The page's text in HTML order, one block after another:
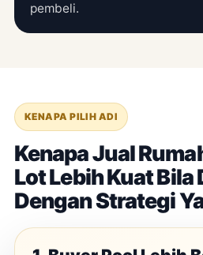
pembeli.
KENAPA PILIH ADI
Kenapa Jual
Lot Lebih Kuat Bila
Dengan Strategi